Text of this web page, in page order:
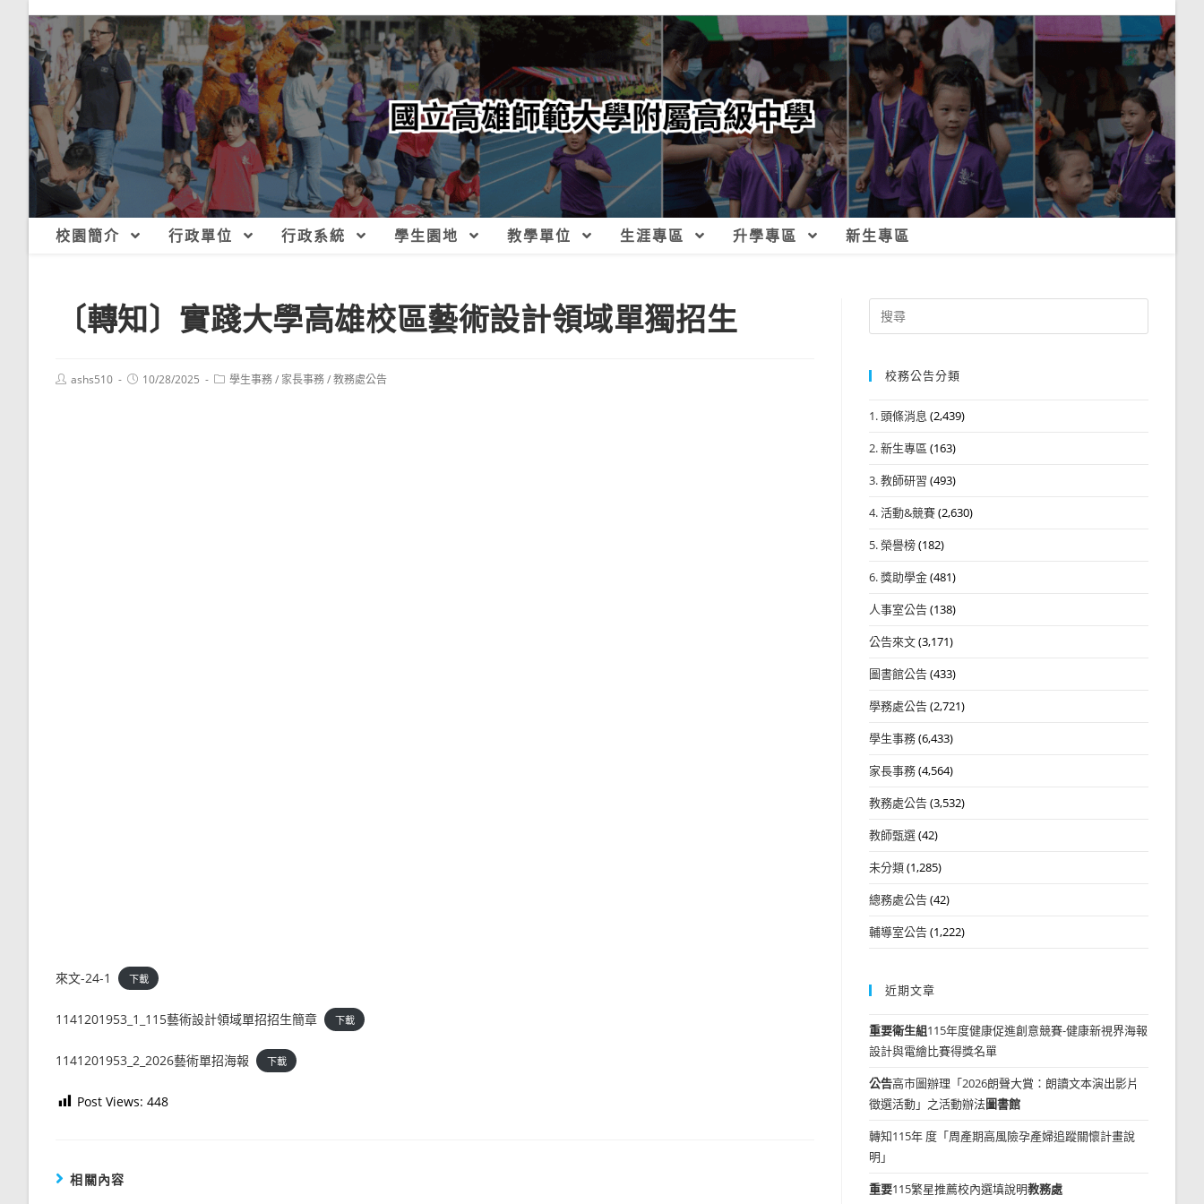
校園簡介 行政單位 行政系統 學生園地 教學單位 生涯專區 升學專區 新生專區
〔轉知〕實踐大學高雄校區藝術設計領域單獨招生
Postashs510
Post10/28/2025
Post學生事務/ 家長事務/教務處公告
來文-24-1 下載
1141201953_1_115藝術設計領域單招招生簡章 下載
1141201953_2_2026藝術單招海報 下載
Post Views: 448
相關內容
Search
for:
校務公告分類
1. 頭條消息 (2,439)
2. 新生專區 (163)
3. 教師研習 (493)
4. 活動&競賽(2,630)
5. 榮譽榜(182)
6. 獎助學金(481)
人事室公告(138)
公告來文(3,171)
圖書館公告(433)
學務處公告(2,721)
學生事務(6,433)
家長事務(4,564)
教務處公告(3,532)
教師甄選(42)
未分類(1,285)
總務處公告(42)
輔導室公告(1,222)
近期文章
重要衛生組115年度健康促進創意競賽-健康新視界海報
設計與電繪比賽得獎名單
公告高市圖辦理「2026朗聲大賞：朗讀文本演出影片
徵選活動」之活動辦法圖書館
轉知115年 度「周產期高風險孕產婦追蹤關懷計畫說
明」
重要115繁星推薦校內選填說明教務處